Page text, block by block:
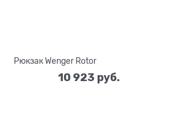
Рюкзак Wenger Rotor
10 923 руб.